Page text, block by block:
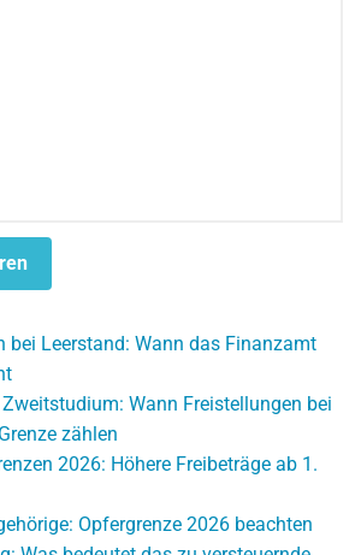
bei Leerstand: Wann das Finanzamt
Wann Freistellungen bei
zählen
2026: Höhere Freibeträge ab 1.
Opfergrenze 2026 beachten